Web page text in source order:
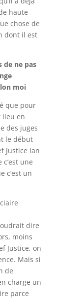
haute
chose de
dont il est
de ne pas
moi
que pour
lieu en
des juges
le début
Justice Ian
une
c’est un
dire
moins
Justice, on
Mais si
de
charge un
parce